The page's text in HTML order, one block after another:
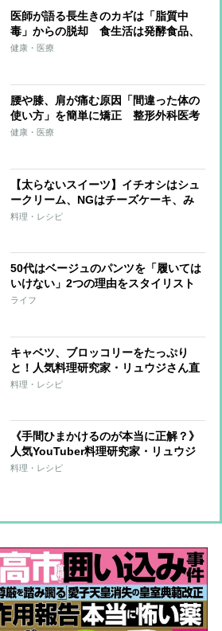
医師が語る長生きのカギは「脂質中
毒」からの脱却 食生活は発酵食品、
野菜を！菓子パンはNG
健康・医療
腰や膝、肩が痛む原因「間違った体の
使い方」を簡単に矯正 整形外科医考
案の「長生きストレッチ」実践法
健康・医療
【太らないスイーツ】イチオシはシュ
ークリーム、NGはチーズケーキ、み
たらし団子
料理・レシピ
50代はベージュのパンツを「履いては
いけない」2つの理由をスタイリスト
が解説
ライフ
キャベツ、ブロッコリーをたっぷり
と！人気料理研究家・リュウジさん直
伝の“痩せレシピ”2品
料理・レシピ
《手間ひまかけるのが本当に正解？》
人気YouTuber料理研究家・リュウジ
さんが伝授！レンチンであっという間
料理・レシピ